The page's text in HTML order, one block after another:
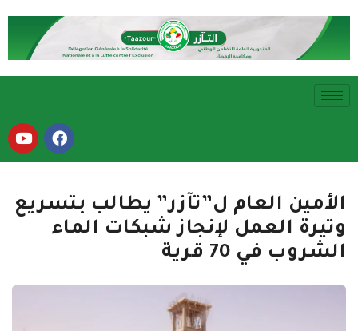
الأمين العام ل”تآزر” يطالب بتسريع
وتيرة العمل لإنجاز شبكات الماء
الشروب في 70 قرية